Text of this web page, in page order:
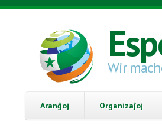
Skip to main content
Wir
Aranĝoj Organizaĵoj